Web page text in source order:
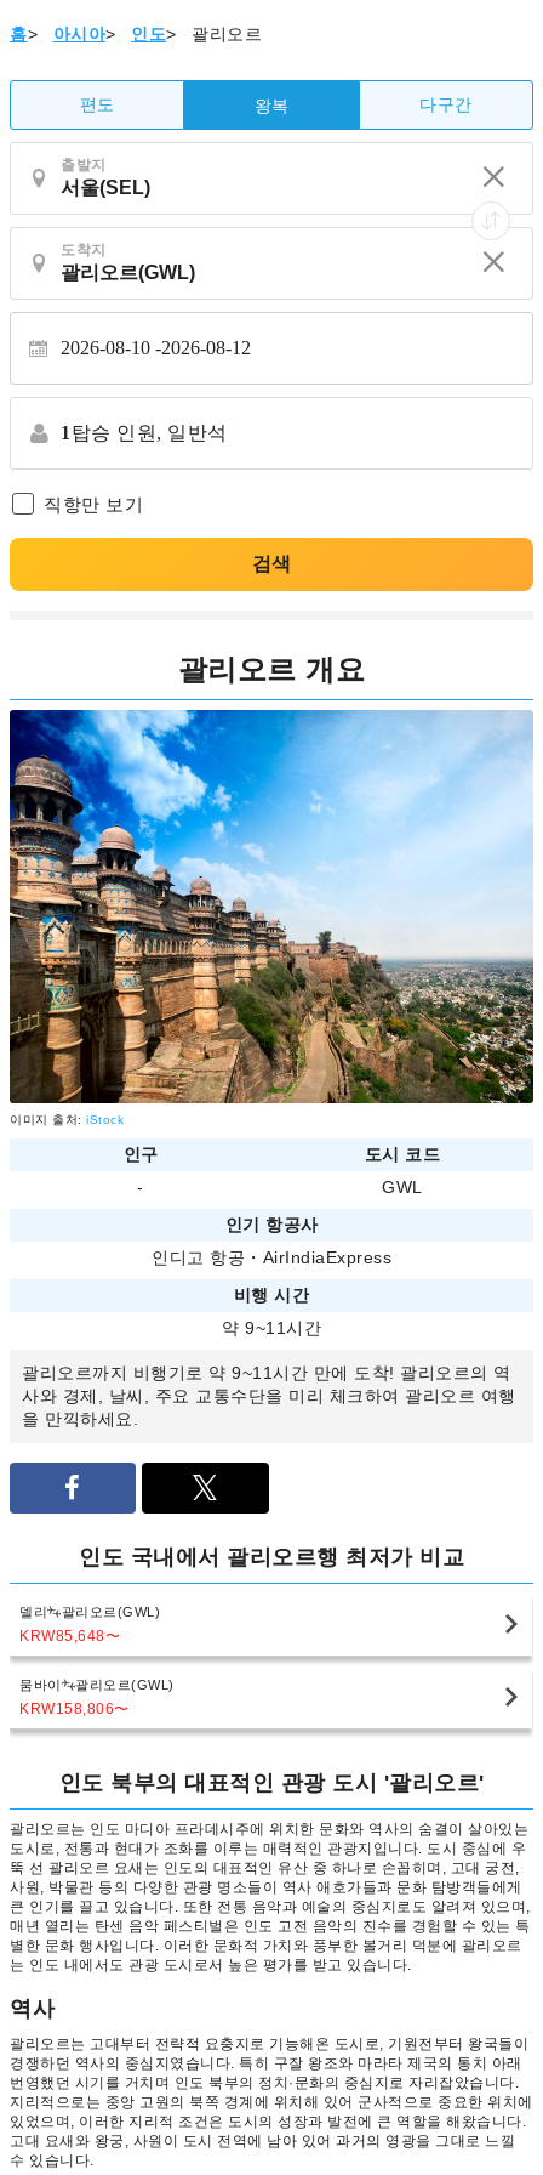
홈> 아시아> 인도> 괄리오르
편도 왕복 다구간
출발지
도착지
2026-08-10 2026-08-12
1 탑승 인원, 일반석
직항만 보기
검색
괄리오르 개요
이미지 출처: iStock
인구
도시 코드
-
GWL
인기 항공사
인디고 항공 ・ AirIndiaExpress
비행 시간
약 9~11시간
괄리오르까지 비행기로 약 9~11시간 만에 도착! 괄리오르의 역
사와 경제, 날씨, 주요 교통수단을 미리 체크하여 괄리오르 여행
을 만끽하세요.
인도 국내에서 괄리오르행 최저가 비교
델리 괄리오르(GWL)
KRW85,648〜
뭄바이 괄리오르(GWL)
KRW158,806〜
인도 북부의 대표적인 관광 도시 '괄리오르'
괄리오르는 인도 마디아 프라데시주에 위치한 문화와 역사의 숨결이 살아있는
도시로, 전통과 현대가 조화를 이루는 매력적인 관광지입니다. 도시 중심에 우
뚝 선 괄리오르 요새는 인도의 대표적인 유산 중 하나로 손꼽히며, 고대 궁전,
사원, 박물관 등의 다양한 관광 명소들이 역사 애호가들과 문화 탐방객들에게
큰 인기를 끌고 있습니다. 또한 전통 음악과 예술의 중심지로도 알려져 있으며,
매년 열리는 탄센 음악 페스티벌은 인도 고전 음악의 진수를 경험할 수 있는 특
별한 문화 행사입니다. 이러한 문화적 가치와 풍부한 볼거리 덕분에 괄리오르
는 인도 내에서도 관광 도시로서 높은 평가를 받고 있습니다.
역사
괄리오르는 고대부터 전략적 요충지로 기능해온 도시로, 기원전부터 왕국들이
경쟁하던 역사의 중심지였습니다. 특히 구잘 왕조와 마라타 제국의 통치 아래
번영했던 시기를 거치며 인도 북부의 정치·문화의 중심지로 자리잡았습니다.
지리적으로는 중앙 고원의 북쪽 경계에 위치해 있어 군사적으로 중요한 위치에
있었으며, 이러한 지리적 조건은 도시의 성장과 발전에 큰 역할을 해왔습니다.
고대 요새와 왕궁, 사원이 도시 전역에 남아 있어 과거의 영광을 그대로 느낄
수 있습니다.